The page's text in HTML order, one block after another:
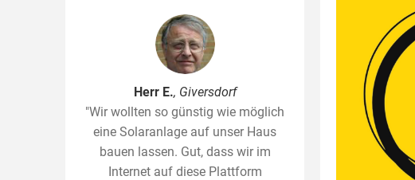
Herr E., Giversdorf
"Wir wollten so günstig wie möglich
eine Solaranlage auf unser Haus
bauen lassen. Gut, dass wir im
Internet auf diese Plattform